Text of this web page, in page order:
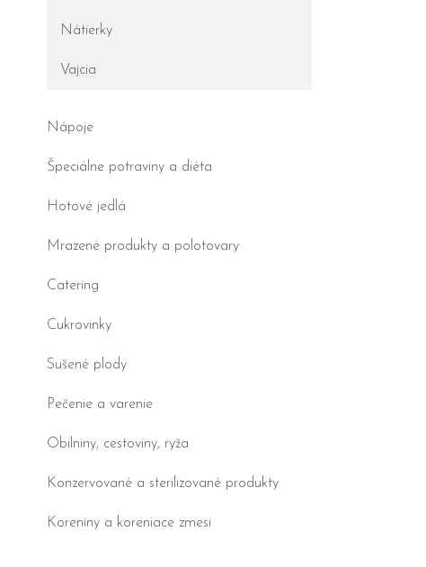
Nátierky
Vajcia
Nápoje
Špeciálne potraviny a diéta
Hotové jedlá
Mrazené produkty a polotovary
Catering
Cukrovinky
Sušené plody
Pečenie a varenie
Obilniny, cestoviny, ryža
Konzervované a sterilizované produkty
Koreniny a koreniace zmesi